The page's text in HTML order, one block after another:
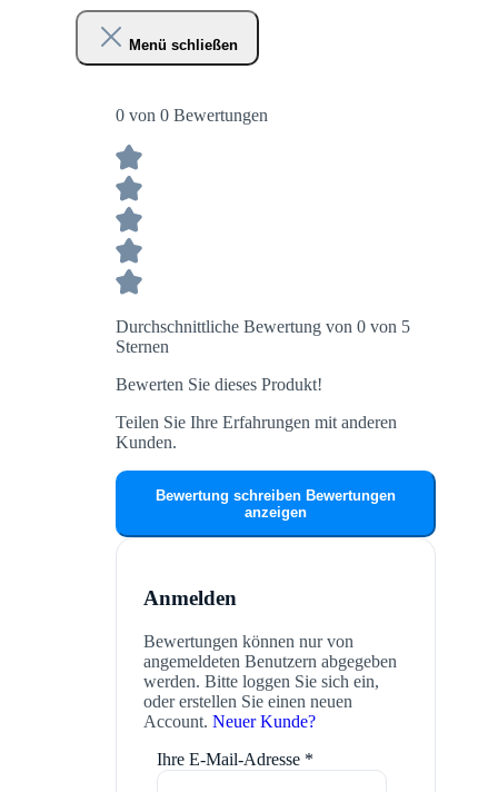
Menü schließen
0 von 0 Bewertungen
Durchschnittliche Bewertung von 0 von 5
Sternen
Bewerten Sie dieses Produkt!
Teilen Sie Ihre Erfahrungen mit anderen
Kunden.
Bewertung schreiben Bewertungen
anzeigen
Anmelden
Bewertungen können nur von
angemeldeten Benutzern abgegeben
werden. Bitte loggen Sie sich ein,
oder erstellen Sie einen neuen
Account. Neuer Kunde?
Ihre E-Mail-Adresse *